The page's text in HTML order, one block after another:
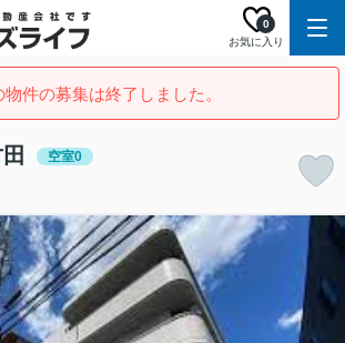
お気に入り
0
物件の募集は終了しました。
空室0